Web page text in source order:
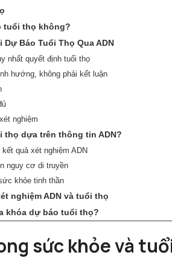
tuổi thọ không?
Báo Tuổi Thọ Qua ADN
nhất quyết định tuổi thọ
hướng, không phải kết luận
nghiệm
thọ dựa trên thông tin ADN?
quả xét nghiệm ADN
nguy cơ di truyền
khỏe tinh thần
nghiệm ADN và tuổi thọ
khóa dự báo tuổi thọ?
sức khỏe và